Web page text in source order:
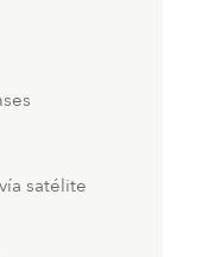
satélite